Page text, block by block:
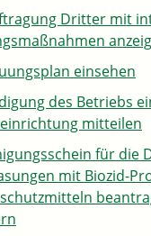
Dritter mit
einsehen
des Betriebs
mitteilen
für die
mit Biozid-